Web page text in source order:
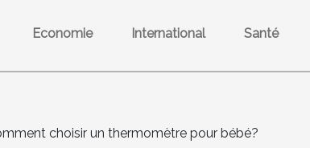
Economie International Santé
choisir un thermomètre pour bébé?